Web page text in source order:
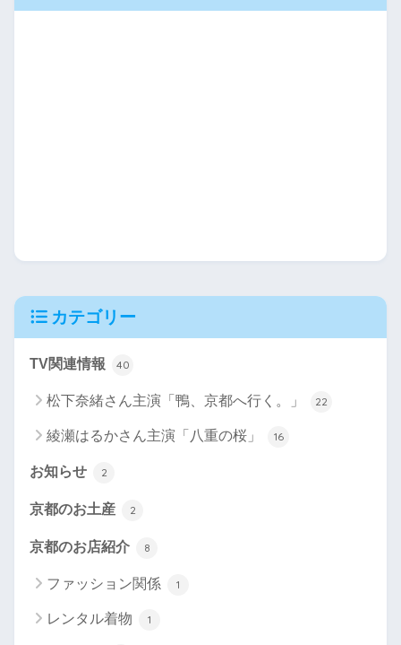
カテゴリー
TV関連情報 40
松下奈緒さん主演「鴨、京都へ行く。」 22
綾瀬はるかさん主演「八重の桜」 16
お知らせ 2
京都のお土産 2
京都のお店紹介 8
ファッション関係 1
レンタル着物 1